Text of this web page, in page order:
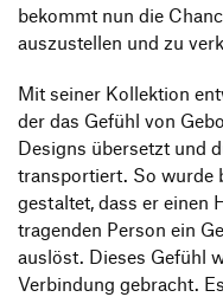
bekommt nun die
auszu­stellen und zu
Mit seiner Kollek­tion
der das Gefühl von
Designs über­setzt und
trans­por­tiert. So wurde
gestaltet, dass er einen
tragenden Person ein
auslöst. Dieses Gefühl
Verbin­dung gebracht.